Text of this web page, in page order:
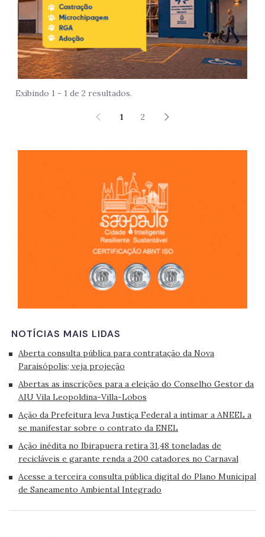
Exibindo 1 - 1 de 2 resultados.
1 2
NOTÍCIAS MAIS LIDAS
Aberta consulta pública para contratação da Nova
Paraisópolis; veja projeção
Abertas as inscrições para a eleição do Conselho Gestor da
AIU Vila Leopoldina-Villa-Lobos
Ação da Prefeitura leva Justiça Federal a intimar a ANEEL a
se manifestar sobre o contrato da ENEL
Ação inédita no Ibirapuera retira 31,48 toneladas de
recicláveis e garante renda a 200 catadores no Carnaval
Acesse a terceira consulta pública digital do Plano Municipal
de Saneamento Ambiental Integrado